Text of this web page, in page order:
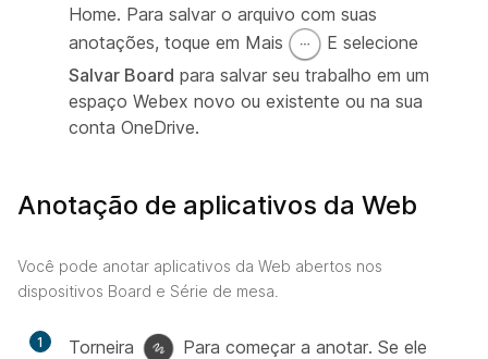
Home. Para salvar o arquivo com suas
anotações, toque em Mais
E selecione
Salvar Board para salvar seu trabalho em um
espaço Webex novo ou existente ou na sua
conta OneDrive.
Anotação de aplicativos da Web
Você pode anotar aplicativos da Web abertos nos
dispositivos Board e Série de mesa.
1 Torneira
Para começar a anotar. Se ele